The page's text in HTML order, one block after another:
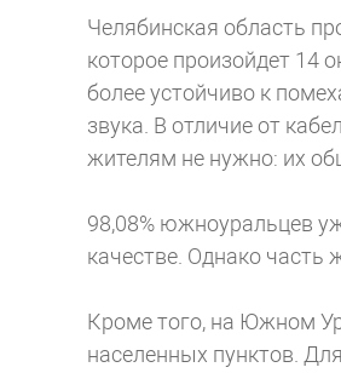
Челябинская область
которое произойдет 14
более устойчиво к
звука. В отличие от
жителям не нужно: их
98,08% южноуральцев
качестве. Однако часть
Кроме того, на Южном
населенных пунктов.